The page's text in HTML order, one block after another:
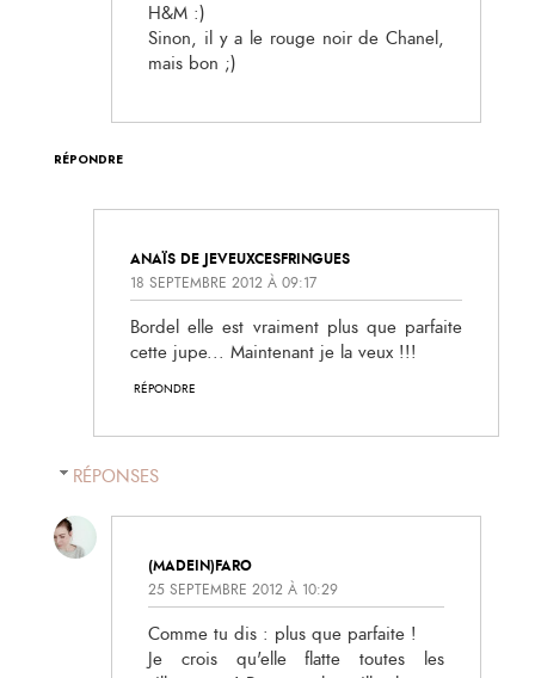
H&M :)
Sinon, il y a le rouge noir de Chanel,
mais bon ;)
RÉPONDRE
ANAÏS DE JEVEUXCESFRINGUES
18 SEPTEMBRE 2012 À 09:17
Bordel elle est vraiment plus que parfaite
cette jupe... Maintenant je la veux !!!
RÉPONDRE
RÉPONSES
(MADEIN)FARO
25 SEPTEMBRE 2012 À 10:29
Comme tu dis : plus que parfaite !
Je crois qu'elle flatte toutes les